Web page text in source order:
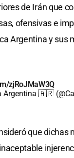
de Irán que
ofensivas e
Argentina y sus
zjRoJMaW3Q
Argentina 🇦🇷
que dichas